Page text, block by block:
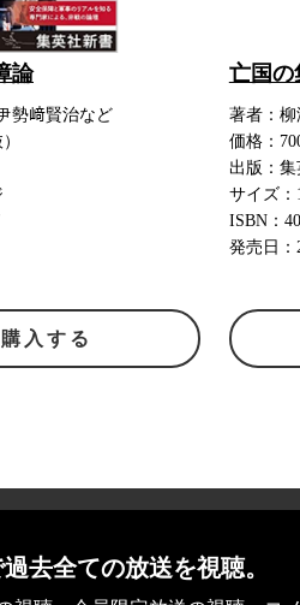
論
勢﨑賢治など
購入する
亡国の
著者：柳
価格：
出版：集
サイズ：
ISBN：
発売日：
去全ての放送を視聴。